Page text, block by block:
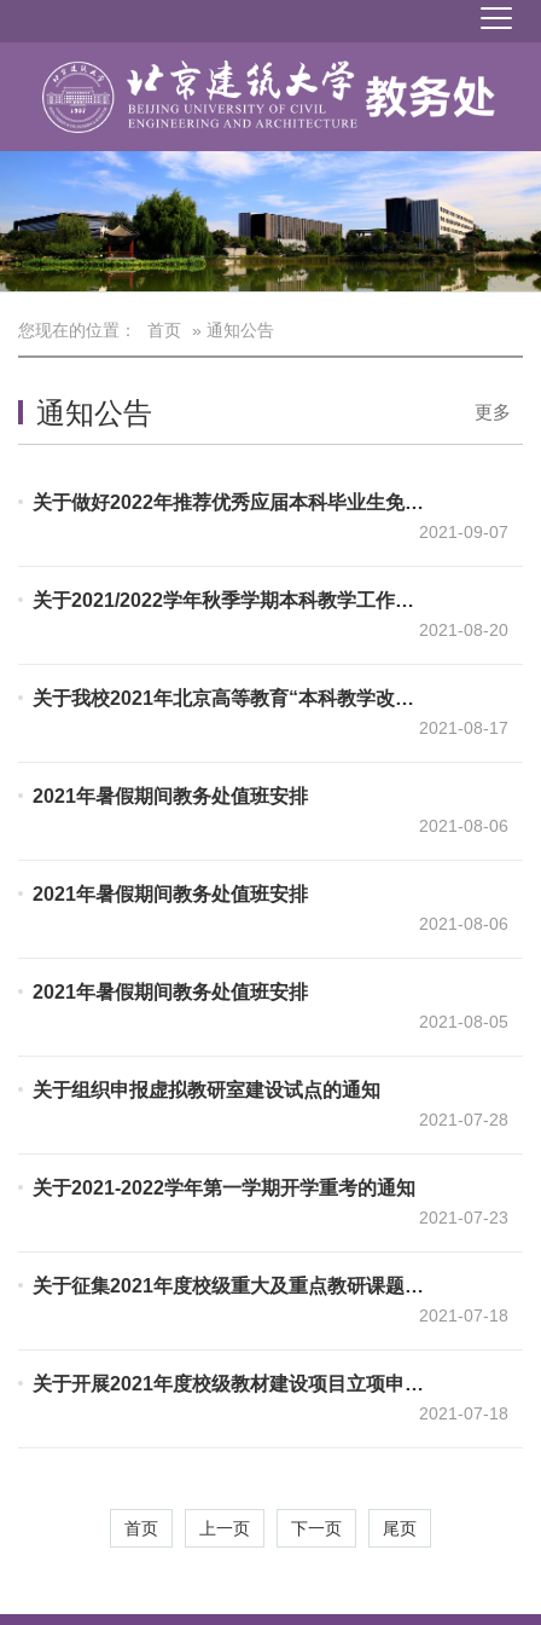
您现在的位置： 首页 » 通知公告
更多
通知公告
关于做好2022年推荐优秀应届本科毕业生免试攻读硕士学位研究生工作的通知.doc
2021-09-07
关于2021/2022学年秋季学期本科教学工作安排的通知
2021-08-20
关于我校2021年北京高等教育“本科教学改革创新项目”拟推荐名单的公示
2021-08-17
2021年暑假期间教务处值班安排
2021-08-06
2021年暑假期间教务处值班安排
2021-08-06
2021年暑假期间教务处值班安排
2021-08-05
关于组织申报虚拟教研室建设试点的通知
2021-07-28
关于2021-2022学年第一学期开学重考的通知
2021-07-23
关于征集2021年度校级重大及重点教研课题指南建议的通知
2021-07-18
关于开展2021年度校级教材建设项目立项申报工作的通知
2021-07-18
首页 上一页 下一页 尾页